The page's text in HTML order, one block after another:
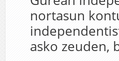
nortasun
asko zeuden,